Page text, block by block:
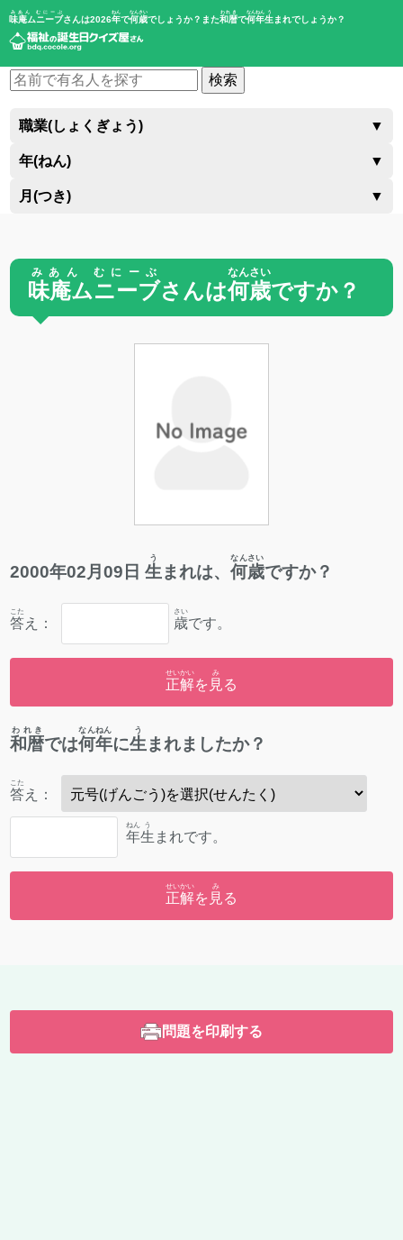
味庵ムニーブ
みあん むにーぶ
さんは2026年
ねん
で何歳
なんさい
でしょうか？また和暦
われき
で何年
なんねん
生
う
まれでしょうか？
検索
職業(しょくぎょう) ▼
年(ねん) ▼
月(つき) ▼
味庵ムニーブ
みあん むにーぶ
さんは何歳
なんさい
ですか？
2000年02月09 日 生
う
まれは、何歳
なんさい
ですか？
答
こた
え： 歳
さい
です。
正解
せいかい
を 見
み
る
和暦
われき
では何年
なんねん
に生
う
まれましたか？
答
こた
え：
年
ねん
生
う
まれです。
正解
せいかい
を 見
み
る
問題を印刷する